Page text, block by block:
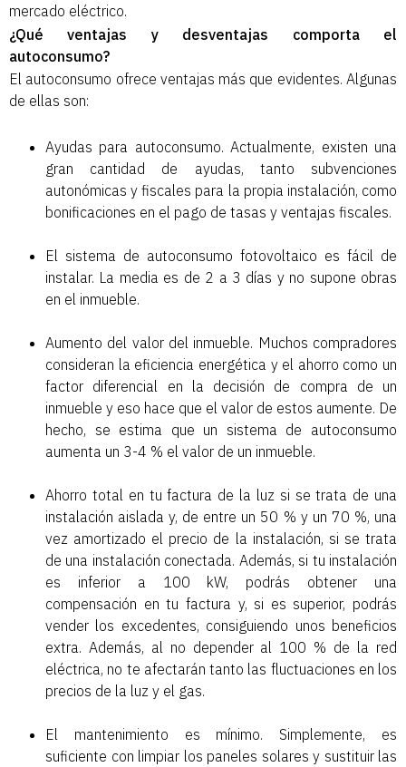
mercado eléctrico.
¿Qué ventajas y desventajas comporta el
autoconsumo?
El autoconsumo ofrece ventajas más que evidentes. Algunas
de ellas son:
Ayudas para autoconsumo. Actualmente, existen una
gran cantidad de ayudas, tanto subvenciones
autonómicas y fiscales para la propia instalación, como
bonificaciones en el pago de tasas y ventajas fiscales.
El sistema de autoconsumo fotovoltaico es fácil de
instalar. La media es de 2 a 3 días y no supone obras
en el inmueble.
Aumento del valor del inmueble. Muchos compradores
consideran la eficiencia energética y el ahorro como un
factor diferencial en la decisión de compra de un
inmueble y eso hace que el valor de estos aumente. De
hecho, se estima que un sistema de autoconsumo
aumenta un 3-4 % el valor de un inmueble.
Ahorro total en tu factura de la luz si se trata de una
instalación aislada y, de entre un 50 % y un 70 %, una
vez amortizado el precio de la instalación, si se trata
de una instalación conectada. Además, si tu instalación
es inferior a 100 kW, podrás obtener una
compensación en tu factura y, si es superior, podrás
vender los excedentes, consiguiendo unos beneficios
extra. Además, al no depender al 100 % de la red
eléctrica, no te afectarán tanto las fluctuaciones en los
precios de la luz y el gas.
El mantenimiento es mínimo. Simplemente, es
suficiente con limpiar los paneles solares y sustituir las